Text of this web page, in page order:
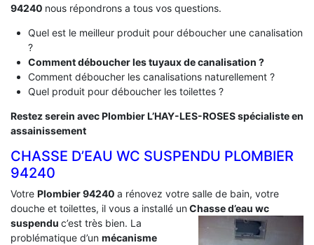
94240 nous répondrons a tous vos questions.
Quel est le meilleur produit pour déboucher une canalisation
?
Comment déboucher les tuyaux de canalisation ?
Comment déboucher les canalisations naturellement ?
Quel produit pour déboucher les toilettes ?
Restez serein avec Plombier L’HAY-LES-ROSES spécialiste en
assainissement
CHASSE D’EAU WC SUSPENDU PLOMBIER
94240
Votre Plombier 94240 a rénovez votre salle de bain, votre
douche et toilettes, il vous a installé unChasse d’eau wc
suspendu c’est très bien. La
problématique d’un mécanisme